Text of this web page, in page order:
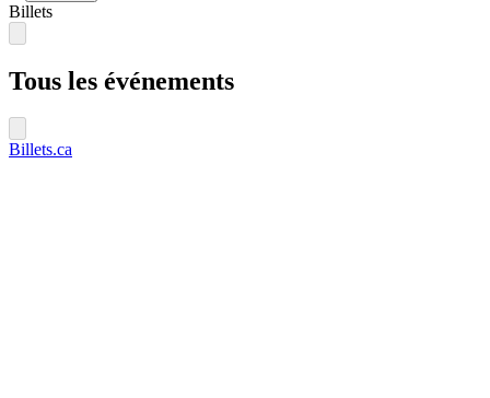
Billets
Tous les événements
Billets.ca